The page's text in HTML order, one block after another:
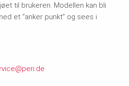
til brukeren. Modellen kan bli
et “anker punkt” og sees i